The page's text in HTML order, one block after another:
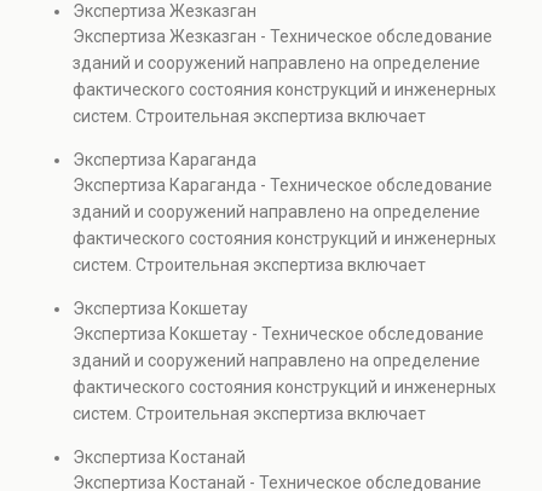
элементов и оценку эксплуатационной безопасности.
Услуга востребована при покупке недвижимости,
капитальном ремонте и реконструкции объектов, а
также при судебных разбирательствах и технических
проверках.
Экспертиза Жезказган
Экспертиза Жезказган - Техническое обследование
зданий и сооружений направлено на определение
фактического состояния конструкций и инженерных
систем. Строительная экспертиза включает
элементов и оценку эксплуатационной безопасности.
Услуга востребована при покупке недвижимости,
капитальном ремонте и реконструкции объектов, а
также при судебных разбирательствах и технических
проверках.
Экспертиза Караганда
Экспертиза Караганда - Техническое обследование
зданий и сооружений направлено на определение
фактического состояния конструкций и инженерных
систем. Строительная экспертиза включает
элементов и оценку эксплуатационной безопасности.
Услуга востребована при покупке недвижимости,
капитальном ремонте и реконструкции объектов, а
также при судебных разбирательствах и технических
проверках.
Экспертиза Кокшетау
Экспертиза Кокшетау - Техническое обследование
зданий и сооружений направлено на определение
фактического состояния конструкций и инженерных
систем. Строительная экспертиза включает
элементов и оценку эксплуатационной безопасности.
Экспертиза Костанай
Экспертиза Костанай - Техническое обследование